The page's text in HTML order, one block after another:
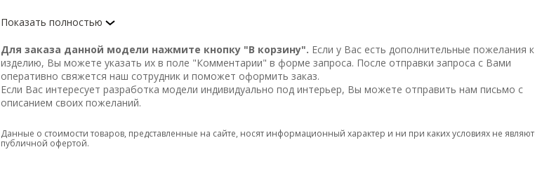
Изделие выполнено из МДФ. Корпус покрыт кофейной полуглянцевой эмалью, декорирован латунным
Фасады фанерованы шпоном корня ореха, покрыты прозрачным матовым лаком.
Внутреннее наполнение – ЛДСП, подобранный к цвету корпуса.
Основание выполнено из стали, покрыто методом порошковой окраски в черный матовый цвет.
Регулируемые по высоте ножки выполнены из латуни.
Функциональная фурнитура – петли и направляющие скрытого типа, с механизмами открытия по нажатию
Тумба может быть выполнена в индивидуальных размерах.
Оформить заказ можно через сайт. Доставка осуществляется по всей России.
Показать полностью
Для заказа данной модели нажмите кнопку "В корзину". Если у Вас есть дополнительные пожелания к
изделию, Вы можете указать их в поле "Комментарии" в форме запроса. После отправки запроса с Вами
оперативно свяжется наш сотрудник и поможет оформить заказ.
Если Вас интересует разработка модели индивидуально под интерьер, Вы можете отправить нам письмо с
описанием своих пожеланий.
Данные о стоимости товаров, представленные на сайте, носят информационный характер и ни при каких условиях не
публичной офертой.